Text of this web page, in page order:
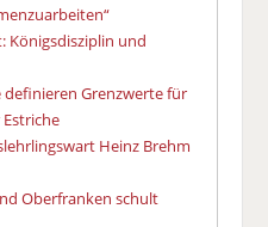
Königsdisziplin und
definieren Grenzwerte für
Heinz Brehm
Oberfranken schult